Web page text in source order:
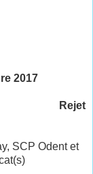
2017
Rejet
SCP Odent et